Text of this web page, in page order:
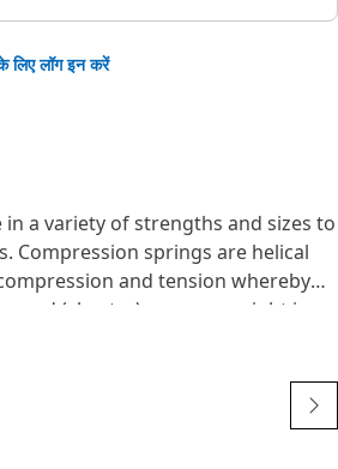
लिए लॉग इन करें
a variety of strengths and sizes to
and tension whereby
(shorter) as more weight is